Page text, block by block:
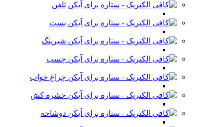
تلفن
بست
شیرینگ
چسب
چراغ خواب
حشره کش
دوشاخه